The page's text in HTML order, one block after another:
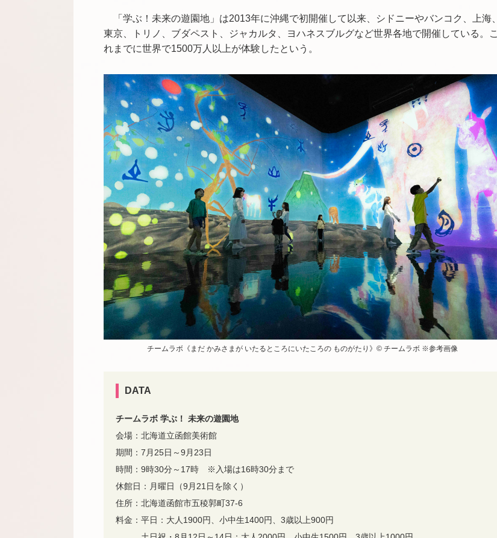
「学ぶ！未来の遊園地」は2013年に沖縄で初開催して以来、シドニーやバンコク、上海、
東京、トリノ、ブダペスト、ジャカルタ、ヨハネスブルグなど世界各地で開催している。こ
れまでに世界で1500万人以上が体験したという。
チームラボ《まだ かみさまが いたるところにいたころの ものがたり》© チームラボ ※参考画像
DATA
チームラボ 学ぶ！ 未来の遊園地
会場：北海道立函館美術館
期間：7月25日～9月23日
時間：9時30分～17時 ※入場は16時30分まで
休館日：月曜日（9月21日を除く）
住所：北海道函館市五稜郭町37-6
料金：平日：大人1900円、小中生1400円、3歳以上900円